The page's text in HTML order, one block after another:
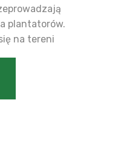
plantatorów.
na tereni